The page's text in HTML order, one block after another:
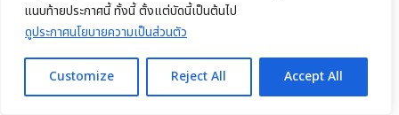
แนบท้ายประกาศนี้ ทั้งนี้ ตั้งแต่บัดนี้เป็นต้นไป
ดูประกาศนโยบายความเป็นส่วนตัว
Customize Reject All Accept All
คณะบริหารธุรกิจ มทร.ธัญบุรี จัดโครงการค้นหาตัวแทนทูตกิจกรรม ประจำปีการ
ศึกษา 2569 ส่งเสริมศักยภาพผู้นำนักศึกษา
Read more